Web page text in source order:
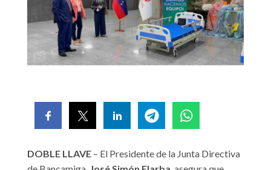
DOBLE LLAVE – El Presidente de la Junta Directiva